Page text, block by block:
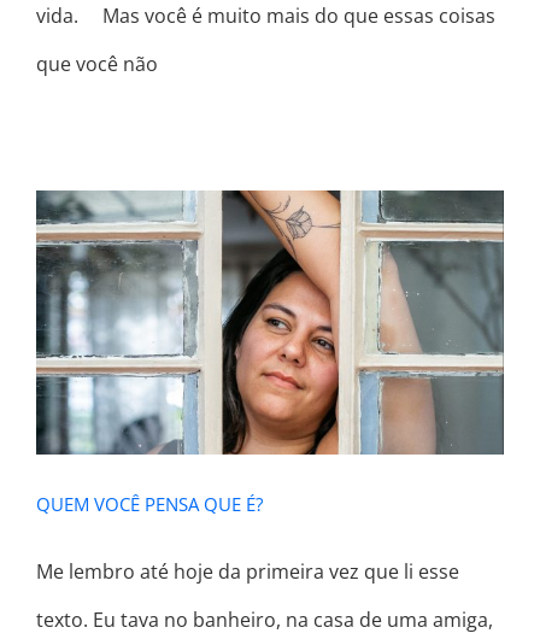
vida. ⠀ Mas você é muito mais do que essas coisas
que você não
QUEM VOCÊ PENSA QUE É?
QUEM VOCÊ PENSA QUE É?
Me lembro até hoje da primeira vez que li esse
texto. Eu tava no banheiro, na casa de uma amiga,